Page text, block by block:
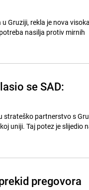
Gruziji, rekla je nova visoka
nasilja protiv mirnih
se SAD:
strateško partnerstvo s
uniji. Taj potez je slijedio
pregovora